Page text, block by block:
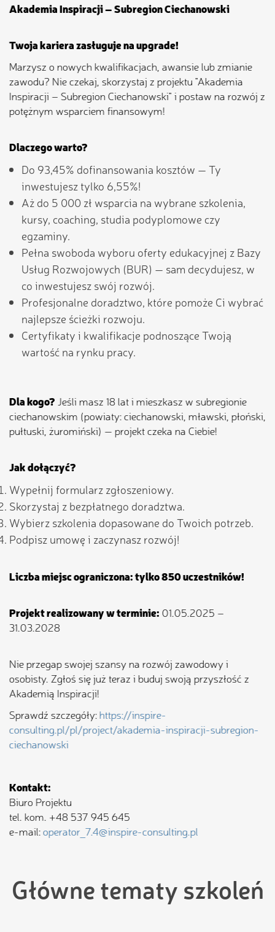
Akademia Inspiracji – Subregion Ciechanowski
Twoja kariera zasługuje na upgrade!
Marzysz o nowych kwalifikacjach, awansie lub zmianie
zawodu? Nie czekaj, skorzystaj z projektu "Akademia
Inspiracji – Subregion Ciechanowski" i postaw na rozwój z
potężnym wsparciem finansowym!
Dlaczego warto?
Do 93,45% dofinansowania kosztów — Ty
inwestujesz tylko 6,55%!
Aż do 5 000 zł wsparcia na wybrane szkolenia,
kursy, coaching, studia podyplomowe czy
egzaminy.
Pełna swoboda wyboru oferty edukacyjnej z Bazy
Usług Rozwojowych (BUR) — sam decydujesz, w
co inwestujesz swój rozwój.
Profesjonalne doradztwo, które pomoże Ci wybrać
najlepsze ścieżki rozwoju.
Certyfikaty i kwalifikacje podnoszące Twoją
wartość na rynku pracy.
Dla kogo? Jeśli masz 18 lat i mieszkasz w subregionie
ciechanowskim (powiaty: ciechanowski, mławski, płoński,
pułtuski, żuromiński) — projekt czeka na Ciebie!
Jak dołączyć?
Wypełnij formularz zgłoszeniowy.
Skorzystaj z bezpłatnego doradztwa.
Wybierz szkolenia dopasowane do Twoich potrzeb.
Podpisz umowę i zaczynasz rozwój!
Liczba miejsc ograniczona: tylko 850 uczestników!
Projekt realizowany w terminie: 01.05.2025 –
31.03.2028
Nie przegap swojej szansy na rozwój zawodowy i
osobisty. Zgłoś się już teraz i buduj swoją przyszłość z
Akademią Inspiracji!
Sprawdź szczegóły:https://inspire-
consulting.pl/pl/project/akademia-inspiracji-subregion-
ciechanowski
Kontakt:
Biuro Projektu
tel. kom. +48 537 945 645
e-mail:operator_7.4@inspire-consulting.pl
Główne tematy szkoleń